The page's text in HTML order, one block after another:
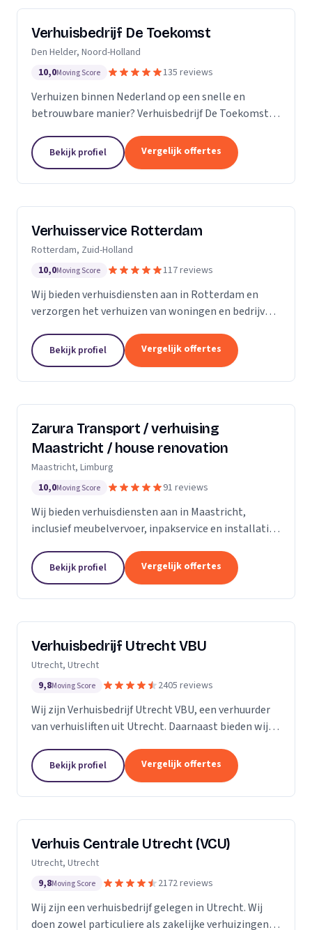
Verhuisbedrijf De Toekomst
Den Helder, Noord-Holland
10,0Moving Score 135 reviews
Verhuizen binnen Nederland op een snelle en
betrouwbare manier? Verhuisbedrijf De Toekomst
worden naar de nieuwe locatie. En dat 24/7! Want of
u...
Bekijk profiel Vergelijk offertes
Verhuisservice Rotterdam
Rotterdam, Zuid-Holland
10,0Moving Score 117 reviews
Wij bieden verhuisdiensten aan in Rotterdam en
verzorgen het verhuizen van woningen en bedrijven
Bekijk profiel Vergelijk offertes
Zarura Transport / verhuising
Maastricht / house renovation
Maastricht, Limburg
10,0Moving Score 91 reviews
Wij bieden verhuisdiensten aan in Maastricht,
inclusief meubelvervoer, inpakservice en installatie
Bekijk profiel Vergelijk offertes
Verhuisbedrijf Utrecht VBU
Utrecht, Utrecht
9,8Moving Score 2405 reviews
Wij zijn Verhuisbedrijf Utrecht VBU, een verhuurder
van verhuisliften uit Utrecht. Daarnaast bieden wij
Bekijk profiel Vergelijk offertes
Verhuis Centrale Utrecht (VCU)
Utrecht, Utrecht
9,8Moving Score 2172 reviews
Wij zijn een verhuisbedrijf gelegen in Utrecht. Wij
doen zowel particuliere als zakelijke verhuizingen.